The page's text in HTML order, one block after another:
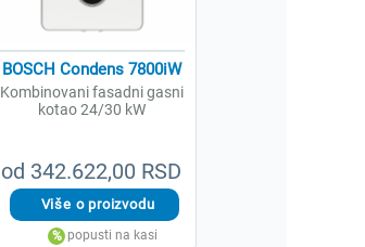
od 342.622,00 RSD
BOSCH Condens 7800iW
Kombinovani fasadni gasni
kotao 24/30 kW